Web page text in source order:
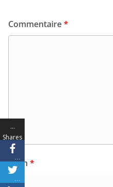
Commentaire*
Nom *
…
Shares